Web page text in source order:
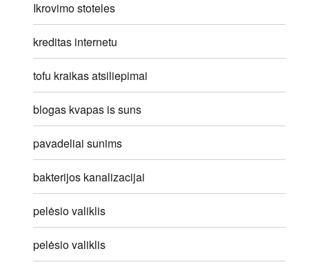
Ikrovimo stoteles
kreditas internetu
tofu kraikas atsiliepimai
blogas kvapas is suns
pavadeliai sunims
bakterijos kanalizacijai
pelėsio valiklis
pelėsio valiklis